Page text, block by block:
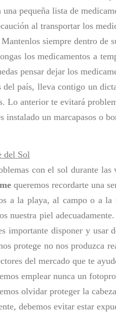
una pequeña lista de
al transportar los
siempre dentro de
los medicamentos a
pensar dejar los
del país, lleva contigo un
Lo anterior te evitará
instalado un marcapasos o
del Sol
con el sol durante las
queremos recordarte una
a la playa, al campo o a
nuestra piel
importante disponer y usar
protege no nos produzca
del mercado que te
emplear nunca un
olvidar proteger la
debemos evitar estar